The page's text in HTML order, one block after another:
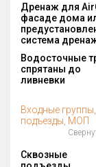
Дренаж для
фасаде дома
система
Водосточные
спрятаны до
ливневки
Входные группы,
подъезды, МОП
Сквозные